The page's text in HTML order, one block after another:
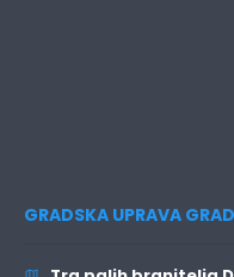
GRADSKA UPRAVA